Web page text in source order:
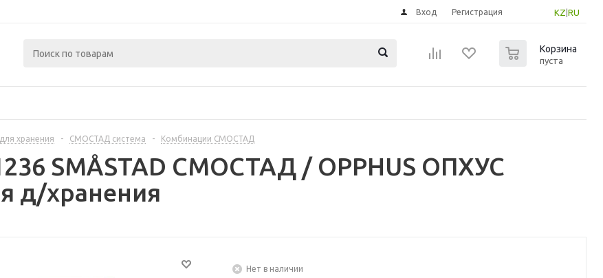
KZ RU
Вход Регистрация
Корзина
пуста
хранения - СМОСТАД система - Комбинации СМОСТАД
SMÅSTAD СМОСТАД / OPPHUS ОПХУС
д/хранения
Нет в наличии